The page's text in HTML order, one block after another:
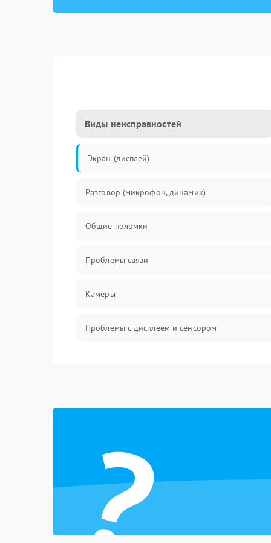
Виды неисправностей
Экран (дисплей)
Разговор (микрофон, динамик)
Общие поломки
Проблемы связи
Камеры
Проблемы с дисплеем и сенсором
аккумулятором
?